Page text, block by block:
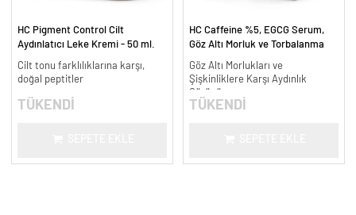
HC Pigment Control Cilt
Aydınlatıcı Leke Kremi - 50 ml.
Cilt tonu farklılıklarına karşı,
doğal peptitler
TÜKENDİ
HC Caffeine %5, EGCG Serum,
Göz Altı Morluk ve Torbalanma
Göz Altı Morlukları ve
Şişkinliklere Karşı Aydınlık
Görünüm
TÜKENDİ